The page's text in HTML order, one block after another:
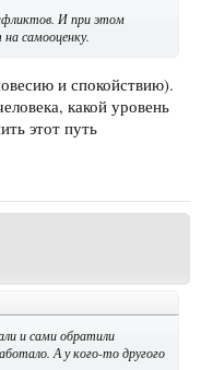
И при этом
на самооценку.
и спокойствию).
какой уровень
этот путь
и сами обратили
А у кого-то другого